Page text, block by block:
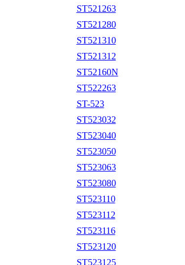
ST521263
ST521280
ST521310
ST521312
ST52160N
ST522263
ST-523
ST523032
ST523040
ST523050
ST523063
ST523080
ST523110
ST523112
ST523116
ST523120
ST523125